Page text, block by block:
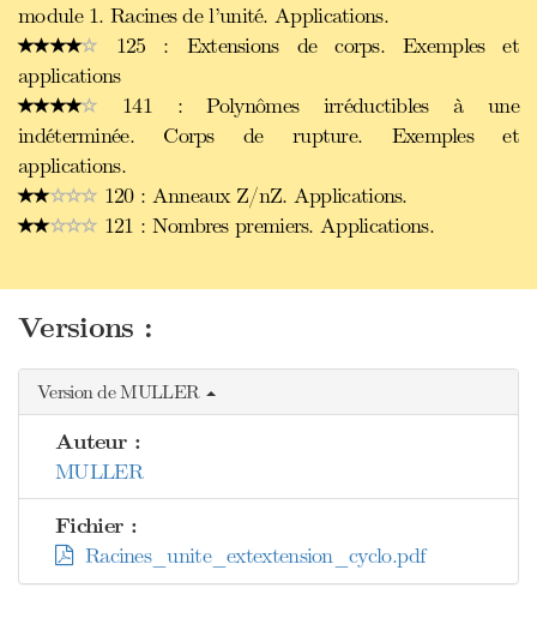
module 1. Racines de l’unité. Applications.
125 : Extensions de corps. Exemples et
applications
141 : Polynômes irréductibles à une
indéterminée. Corps de rupture. Exemples et
applications.
120 : Anneaux Z/nZ. Applications.
121 : Nombres premiers. Applications.
Versions :
Version de MULLER
Auteur :
MULLER
Fichier :
Racines_unite_extextension_cyclo.pdf